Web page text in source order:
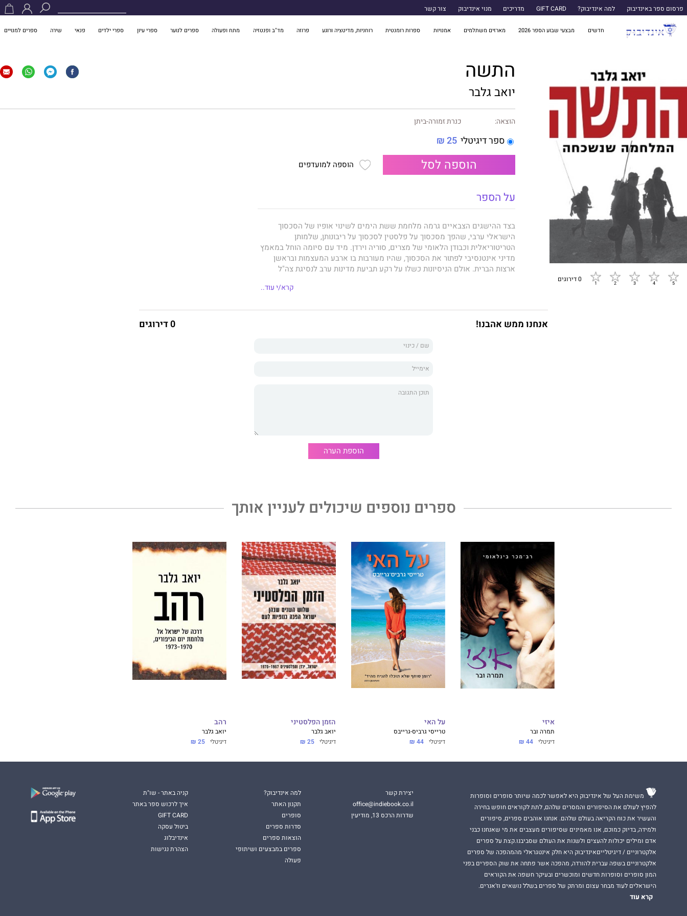
פרסום ספר באינדיבוק למה אינדיבוק? GIFT CARD מדריכים מנוי אינדיבוק צור קשר
חדשים מבצעי שבוע הספר 2026 מארזים משתלמים אמנויות ספרות רומנטית רוחניות, מדיטציה ורוגע פרוזה מד"ב ופנטזיה מתח ופעולה ספרים לנוער ספרי עיון ספרי ילדים פנאי שירה ספרים למנויים
0 דירוגים
התשה
יואב גלבר
הוצאה: כנרת זמורה-ביתן
ספר דיגיטלי 25 ₪
הוספה לסל הוספה למועדפים
על הספר
בצד ההישגים הצבאיים גרמה מלחמת ששת הימים לשינוי אופיו של הסכסוך
הישראלי ערבי, שהפך מסכסוך על פלסטין לסכסוך על ריבונותן, שלמותן
הטריטוריאלית וכבודן הלאומי של מצרים, סוריה וירדן. מיד עם סיומה הוחל במאמץ
מדיני אינטנסיבי לפתור את הסכסוך, שהיו מעורבות בו ארבע המעצמות ובראשן
ארצות הברית. אולם הניסיונות כשלו על רקע תביעת מדינות ערב לנסיגת צה"ל
במלחמה מוגבלת במטרה להתיש את ישראל, מלחמה שנמשכה כמעט שנה וחצי,
בשגרה של העורף, אך במהלכה נפלו חללים כמעט מדי יום ביומו, ובניגוד לתחושת
הכוח ולאופוריה שאחזו בישראל לאחר מלחמת ששת הימים, היא נוכחה לדעת –
פלא לכל אתגר צבאי או מדיני העומד בפניה. היתה זו מלחמה שלקראת סיומה
אך הם שבו והתחדשו לאחר מלחמת יום הכיפורים ונמשכים מאז ועד היום.
קרא/י עוד..
אנחנו ממש אהבנו! 0 דירוגים
הוספת הערה
ספרים נוספים שיכולים לעניין אותך
איזי
תמרה ובר
דיגיטלי 44 ₪
על האי
טרייסי גרביס-גרייבס
דיגיטלי 44 ₪
הזמן הפלסטיני
יואב גלבר
דיגיטלי 25 ₪
רהב
יואב גלבר
דיגיטלי 25 ₪
משימת העל של אינדיבוק היא לאפשר לכמה שיותר סופרים וסופרות
להפיץ לעולם את הסיפורים והמסרים שלהם, לתת לקוראים חופש בחירה
והעשיר את כוח הקריאה בעולם שלהם. אנחנו אוהבים ספרים, סיפורים
ולמידה, בדיוק כמוכם, אנו מאמינים שסיפורים מעצבים את מי שאנחנו כבני
אדם ומילים יכולות להעצים ולשנות את העולם שסביבנו.קצת על ספרים
אלקטרוניים / דיגיטלייםאינדיבוק היא חלק אינטגראלי מהמהפכה של ספרים
אלקטרוניים בשפה עברית להורדה, מהפכה אשר פתחה את שוק הספרים בפני
המון סופרים וסופרות חדשים ומוכשרים ובעיקר חשפה את הקוראים
הישראלים לעוד מבחר עצום ומרתק של ספרים בשלל נושאים וז'אנרים.
קרא עוד
יצירת קשר
office@indiebook.co.il
שדרות הרכס 13, מודיעין
למה אינדיבוק?
תקנון האתר
סופרים
סדרות ספרים
הוצאות ספרים
ספרים במבצעים ושיתופי
פעולה
קניה באתר - שו"ת
איך לרכוש ספר באתר
GIFT CARD
ביטול עסקה
אינדיבלוג
הצהרת נגישות